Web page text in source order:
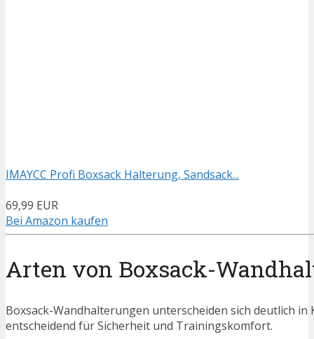
IMAYCC Profi Boxsack Halterung, Sandsack...
69,99 EUR
Bei Amazon kaufen
Arten von Boxsack-
Boxsack-Wandhalterungen unterscheiden sich deutlich
entscheidend für Sicherheit und Trainingskomfort.